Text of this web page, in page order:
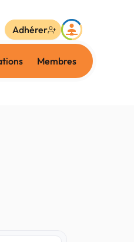
Membres
Adhérer